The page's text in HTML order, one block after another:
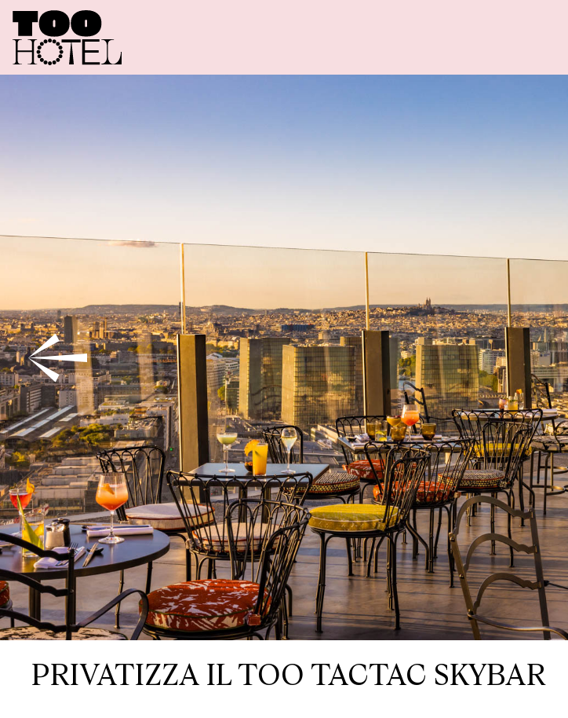
CAMERE E SU
OFFERTE SPE
TOO RESTAU
TOO TACTAC
SPA TOO CHI
INCONTRI ED
QUARTIERE
CONTATTO
PRIVATIZZA IL TOO TACTAC SKYBAR